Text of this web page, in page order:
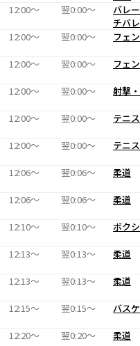
12:00〜
翌0:00〜
バレ
チバ
12:00〜 翌0:00〜 フェ
12:00〜
翌0:00〜 フェ
12:00〜
翌0:00〜 射撃
12:00〜
翌0:00〜 テニス
12:00〜
翌0:00〜 テニス
12:06〜
翌0:06〜 柔道
12:06〜
翌0:06〜 柔道
12:10〜
翌0:10〜 ボク
12:13〜
翌0:13〜 柔道
12:13〜
翌0:13〜 柔道
12:15〜
翌0:15〜 バス
12:20〜
翌0:20〜 柔道